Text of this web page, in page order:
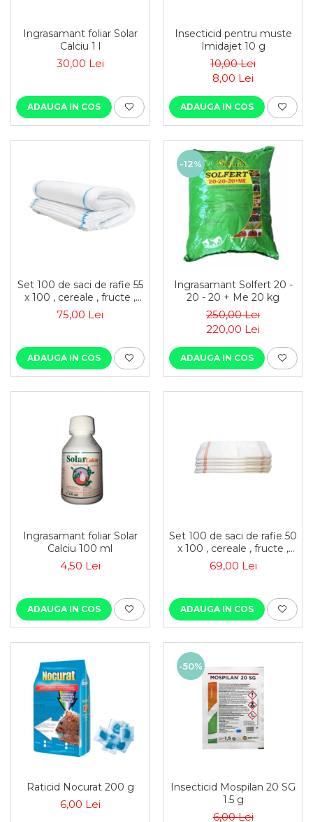
Ingrasamant foliar Solar
Calciu 1 l
30,00 Lei
ADAUGA IN COS
Insecticid pentru muste
Imidajet 10 g
10,00 Lei
8,00 Lei
ADAUGA IN COS
Set 100 de saci de rafie 55
x 100 , cereale , fructe ,
moloz , menaj si
depozitare
75,00 Lei
ADAUGA IN COS
-12%
Ingrasamant Solfert 20 -
20 - 20 + Me 20 kg
250,00 Lei
220,00 Lei
ADAUGA IN COS
Ingrasamant foliar Solar
Calciu 100 ml
4,50 Lei
ADAUGA IN COS
Set 100 de saci de rafie 50
x 100 , cereale , fructe ,
moloz , menaj si
depozitare
69,00 Lei
ADAUGA IN COS
Raticid Nocurat 200 g
6,00 Lei
-50%
Insecticid Mospilan 20 SG
1.5 g
6,00 Lei